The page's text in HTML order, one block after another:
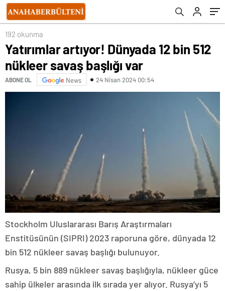
192 okunma
Yatırımlar artıyor! Dünyada 12 bin 512
nükleer savaş başlığı var
ABONE OL News 24 Nisan 2024 00:54
Stockholm Uluslararası Barış Araştırmaları
Enstitüsünün (SIPRI) 2023 raporuna göre, dünyada 12
bin 512 nükleer savaş başlığı bulunuyor.
Rusya, 5 bin 889 nükleer savaş başlığıyla, nükleer güce
sahip ülkeler arasında ilk sırada yer alıyor. Rusya’yı 5